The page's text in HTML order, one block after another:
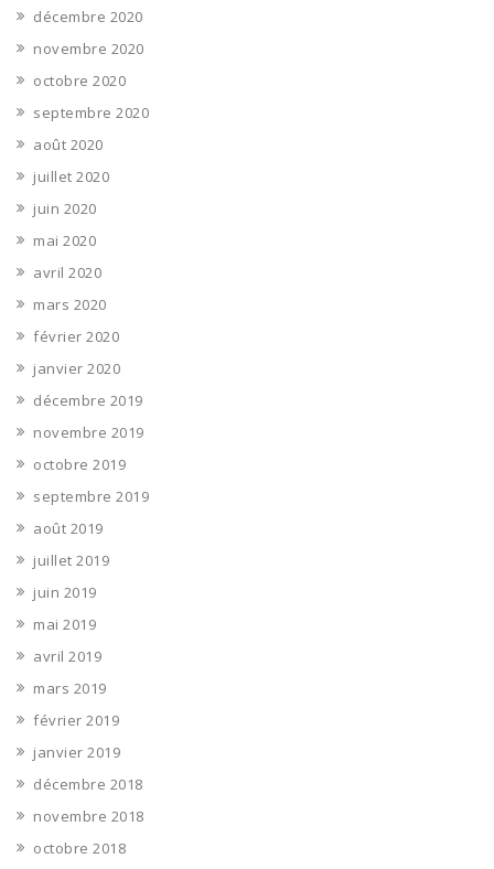
décembre 2020
novembre 2020
octobre 2020
septembre 2020
août 2020
juillet 2020
juin 2020
mai 2020
avril 2020
mars 2020
février 2020
janvier 2020
décembre 2019
novembre 2019
octobre 2019
septembre 2019
août 2019
juillet 2019
juin 2019
mai 2019
avril 2019
mars 2019
février 2019
janvier 2019
décembre 2018
novembre 2018
octobre 2018